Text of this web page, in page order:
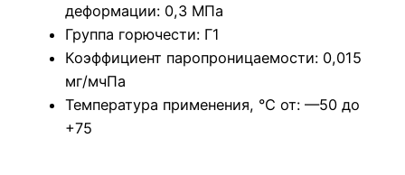
деформации: 0,3 МПа
Группа горючести: Г1
Коэффициент паропроницаемости: 0,015
мг/мчПа
Температура применения, °С от: —50 до
+75